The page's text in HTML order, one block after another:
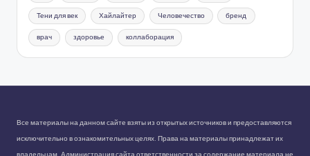
Тени для век Хайлайтер Человечество бренд
врач здоровье коллаборация
Все материалы на данном сайте взяты из открытых источников и предоставляются
исключительно в ознакомительных целях. Права на материалы принадлежат их